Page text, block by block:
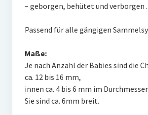
– geborgen, behütet und verborgen .
Passend für alle gängigen
Maße:
Je nach Anzahl der Babies sind die
ca. 12 bis 16 mm,
innen ca. 4 bis 6 mm im Durchmesser.
Sie sind ca. 6mm breit.